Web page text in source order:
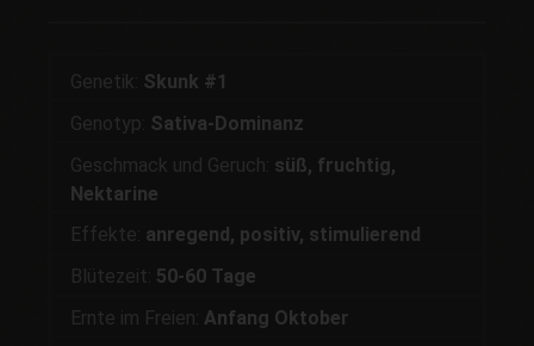
Genetik: Skunk #1
Genotyp: Sativa-Dominanz
Geschmack und Geruch: süß, fruchtig,
Nektarine
Effekte: anregend, positiv, stimulierend
Blütezeit: 50-60 Tage
Ernte im Freien: Anfang Oktober